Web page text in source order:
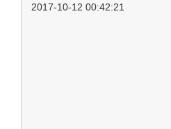
2017-10-12 00:42:21